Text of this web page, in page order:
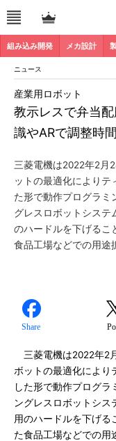
組み込み開発 メカ設計
ニュース
教示レスで弁当
識やARで調整時
産業用ロボット
三菱電機は2022年2月
ットの最適化によりテ
た形で動作プログラミ
グレスロボットシステ
のハードルを下げるこ
食品工場などでの用途
Share
三菱電機は2022年2
ボットの最適化により
した形で動作プログ
ングレスロボットシス
用のハードルを下げる
た食品工場などでの用